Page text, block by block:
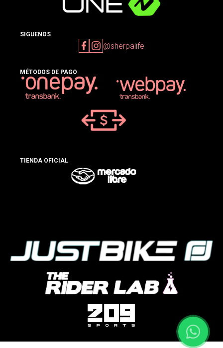
SIGUENOS
@sherpalife
MÉTODOS DE PAGO
TIENDA OFICIAL